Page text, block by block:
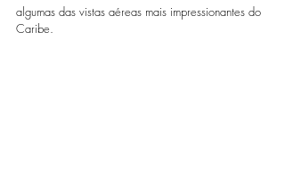
algumas das vistas aéreas mais impressionantes do
Caribe.